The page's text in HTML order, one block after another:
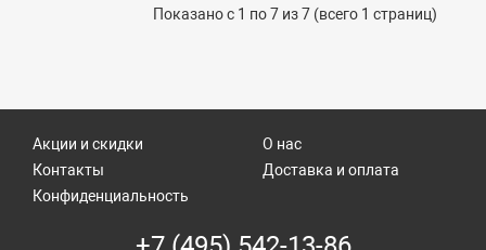
Показано с 1 по 7 из 7 (всего 1 страниц)
Акции и скидки
Контакты
О нас
Доставка и оплата
Конфиденциальность